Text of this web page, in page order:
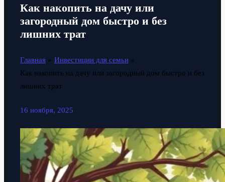
Как накопить на дачу или
загородный дом быстро и без
лишних трат
Главная
Инвестиции для семьи
Как накопить на дачу или загородный дом быстро и без
лишних трат
16 ноября, 2025